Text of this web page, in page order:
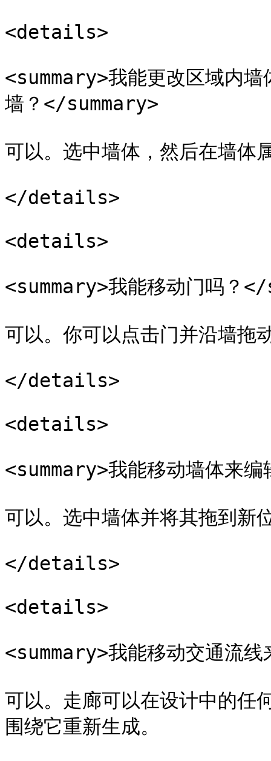
<details>
<summary>我能更改区域内
墙？</summary>
可以。选中墙体，然后在墙体
</details>
<details>
<summary>我能移动门吗？
可以。你可以点击门并沿墙拖
</details>
<details>
<summary>我能移动墙体来
可以。选中墙体并将其拖到新
</details>
<details>
<summary>我能移动交通流
可以。走廊可以在设计中的任
围绕它重新生成。